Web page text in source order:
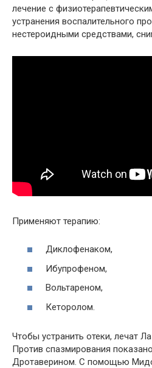
лечение с
устранения воспалительного
нестероидными средствами,
Применяют терапию:
Диклофенаком,
Ибупрофеном,
Вольтареном,
Кеторолом.
Чтобы устранить отеки, лечат
Против спазмирования
Дротаверином. С помощью